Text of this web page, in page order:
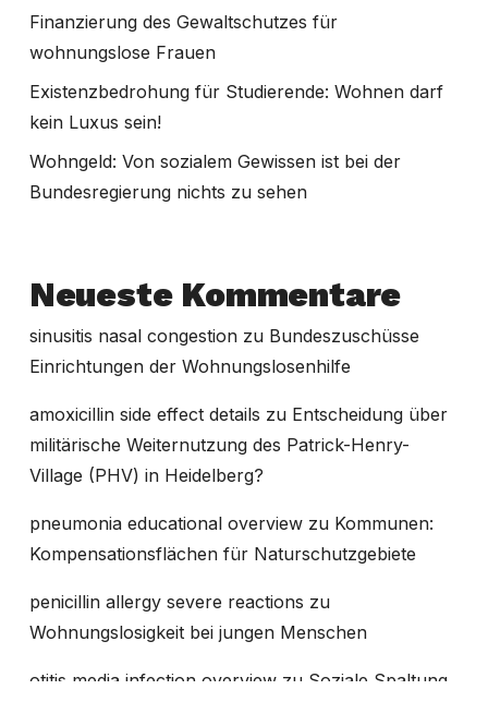
Finanzierung des Gewaltschutzes für
wohnungslose Frauen
Existenzbedrohung für Studierende: Wohnen darf
kein Luxus sein!
Wohngeld: Von sozialem Gewissen ist bei der
Bundesregierung nichts zu sehen
Neueste Kommentare
sinusitis nasal congestionzu Bundeszuschüsse
Einrichtungen der Wohnungslosenhilfe
amoxicillin side effect details zu Entscheidung über
militärische Weiternutzung des Patrick-Henry-
Village (PHV) in Heidelberg?
pneumonia educational overviewzu Kommunen:
Kompensationsflächen für Naturschutzgebiete
penicillin allergy severe reactions zu
Wohnungslosigkeit bei jungen Menschen
otitis media infection overviewzu Soziale Spaltung